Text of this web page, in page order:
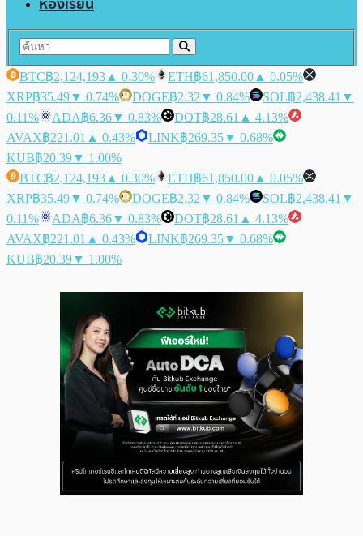
BTC฿2,124,193 ▲ 0.30% ETH฿61,850.00 ▲ 0.05%
XRP฿35.49▼ 0.74% DOGE฿2.32 ▼ 0.84% SOL฿2,438.41 ▼
0.11%
ADA฿6.36▼ 0.83% DOT฿28.61 ▲ 4.13%
AVAX฿221.01 ▲ 0.43% LINK฿269.35▼ 0.68%
KUB฿20.39▼ 1.00%
BTC฿2,124,193 ▲ 0.30% ETH฿61,850.00 ▲ 0.05%
XRP฿35.49▼ 0.74% DOGE฿2.32 ▼ 0.84% SOL฿2,438.41 ▼
0.11%
ADA฿6.36▼ 0.83% DOT฿28.61 ▲ 4.13%
AVAX฿221.01 ▲ 0.43% LINK฿269.35▼ 0.68%
KUB฿20.39▼ 1.00%